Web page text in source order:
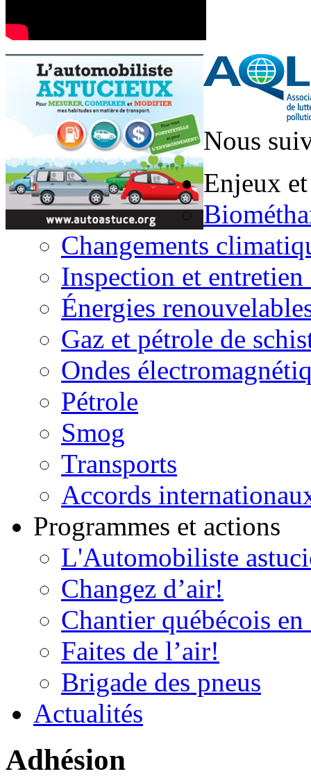
Nous
Enjeux
Changements
Inspection et entretien
Énergies
Gaz et pétrole de
Ondes
Pétrole
Smog
Transports
Accords
Programmes et actions
L'Automobiliste
Changez d’air!
Chantier québécois
Faites de l’air!
Brigade des pneus
Actualités
Adhésion